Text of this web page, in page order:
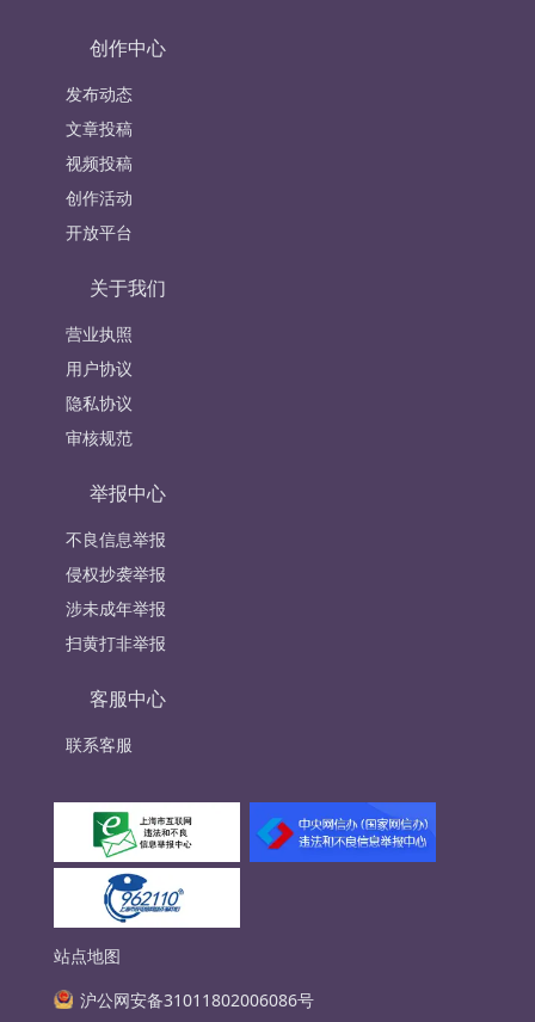
创作中心
发布动态
文章投稿
视频投稿
创作活动
开放平台
关于我们
营业执照
用户协议
隐私协议
审核规范
举报中心
不良信息举报
侵权抄袭举报
涉未成年举报
扫黄打非举报
客服中心
联系客服
站点地图
沪公网安备31011802006086号